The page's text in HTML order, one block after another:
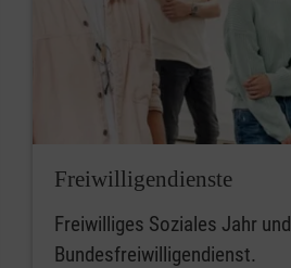
Freiwilligendienste
Freiwilliges Soziales Jahr und
Bundesfreiwilligendienst.